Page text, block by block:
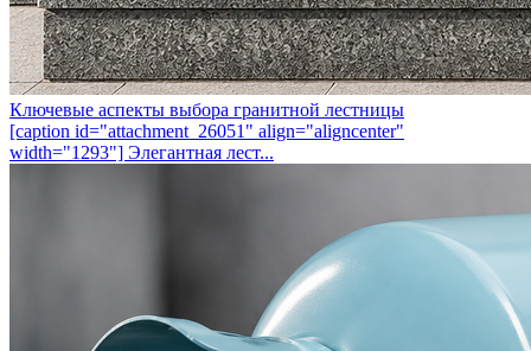
Ключевые аспекты выбора гранитной лестницы
[caption id="attachment_26051" align="aligncenter"
width="1293"] Элегантная лест...